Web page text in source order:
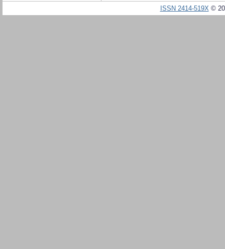
ISSN 2414-519X©